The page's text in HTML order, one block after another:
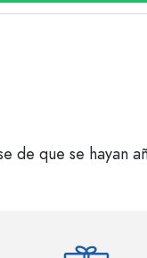
de que se hayan